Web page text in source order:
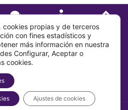
CONTACTO SOBRE
cookies propias y de terceros
con fines estadísticos y
más información en nuestra
Configurar, Aceptar o
cookies.
Ajustes de cookies